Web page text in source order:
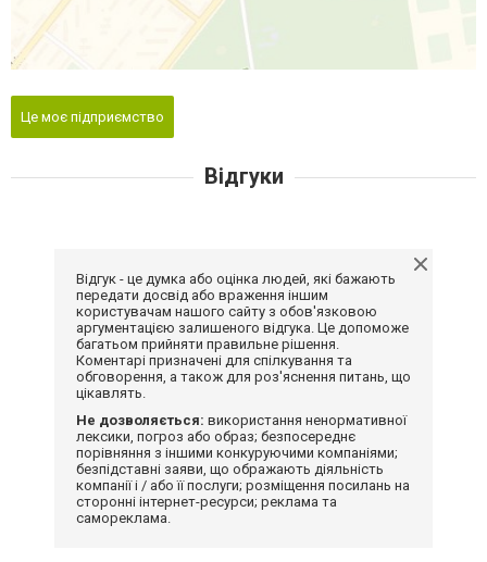
Це моє підприємство
Відгуки
Відгук - це думка або оцінка людей, які бажають
передати досвід або враження іншим
користувачам нашого сайту з обов'язковою
аргументацією залишеного відгука. Це допоможе
багатьом прийняти правильне рішення.
Коментарі призначені для спілкування та
обговорення, а також для роз'яснення питань, що
цікавлять.
Не дозволяється: використання ненормативної
лексики, погроз або образ; безпосереднє
порівняння з іншими конкуруючими компаніями;
безпідставні заяви, що ображають діяльність
компанії і / або її послуги; розміщення посилань на
сторонні інтернет-ресурси; реклама та
самореклама.